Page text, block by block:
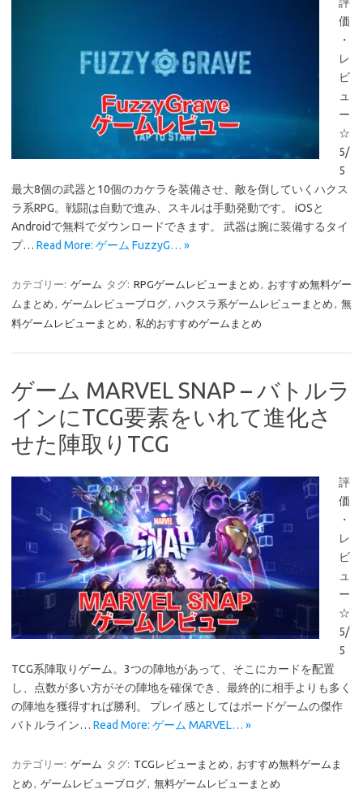
価
・
レ
ビ
ュ
ー
☆
5/
5
最大8個の武器と10個のカケラを装備させ、敵を倒していくハクス
ラ系RPG。戦闘は自動で進み、スキルは手動発動です。 iOSと
Androidで無料でダウンロードできます。 武器は腕に装備するタイ
プ… Read More: ゲーム FuzzyG… »
カテゴリー: ゲーム タグ: RPGゲームレビューまとめ , おすすめ無料ゲー
ムまとめ , ゲームレビューブログ, ハクスラ系ゲームレビューまとめ , 無
料ゲームレビューまとめ , 私的おすすめゲームまとめ
ゲーム MARVEL SNAP – バトルラ
インにTCG要素をいれて進化さ
せた陣取りTCG
評
価
・
レ
ビ
ュ
ー
☆
5/
5
TCG系陣取りゲーム。3つの陣地があって、そこにカードを配置
し、点数が多い方がその陣地を確保でき、最終的に相手よりも多く
の陣地を獲得すれば勝利。 プレイ感としてはボードゲームの傑作
バトルライン… Read More: ゲーム MARVEL… »
カテゴリー: ゲーム タグ: TCGレビューまとめ , おすすめ無料ゲームま
とめ , ゲームレビューブログ, 無料ゲームレビューまとめ